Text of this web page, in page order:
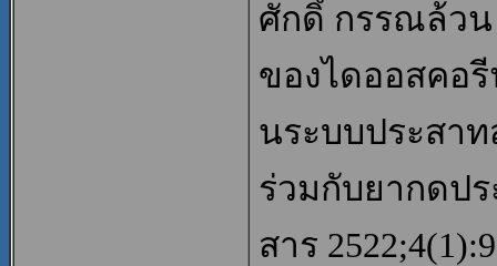
ศักดิ์ กรรณล้ว
ของไดออสคอ
นระบบประสา
ร่วมกับยากดป
สาร